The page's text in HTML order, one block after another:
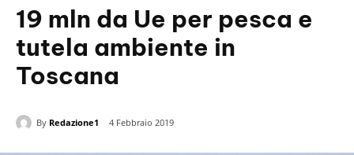
19 mln da Ue per pesca e
tutela ambiente in
Toscana
By Redazione1 4 Febbraio 2019